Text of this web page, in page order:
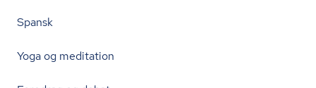
Spansk
Yoga og meditation